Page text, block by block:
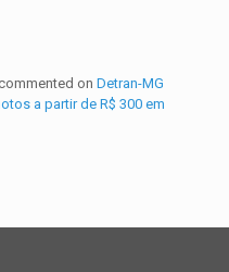
on Detran-MG
a partir de R$ 300 em